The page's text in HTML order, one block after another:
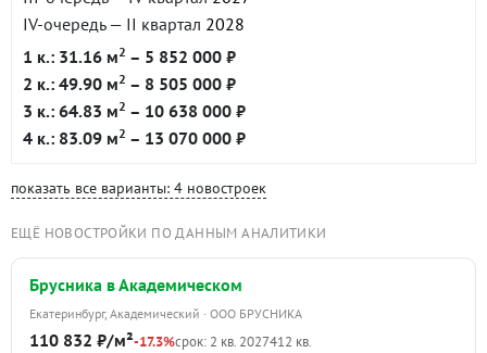
IV-очередь — II квартал 2028
1 к.: 31.16 м2 – 5 852 000 ₽
2 к.: 49.90 м2 – 8 505 000 ₽
3 к.: 64.83 м2 – 10 638 000 ₽
4 к.: 83.09 м2 – 13 070 000 ₽
показать все варианты: 4 новостроек
ЕЩЁ НОВОСТРОЙКИ ПО ДАННЫМ АНАЛИТИКИ
Брусника в Академическом
Екатеринбург, Академический · ООО БРУСНИКА
110 832 ₽/м²-17.3%срок: 2 кв. 2027412 кв.